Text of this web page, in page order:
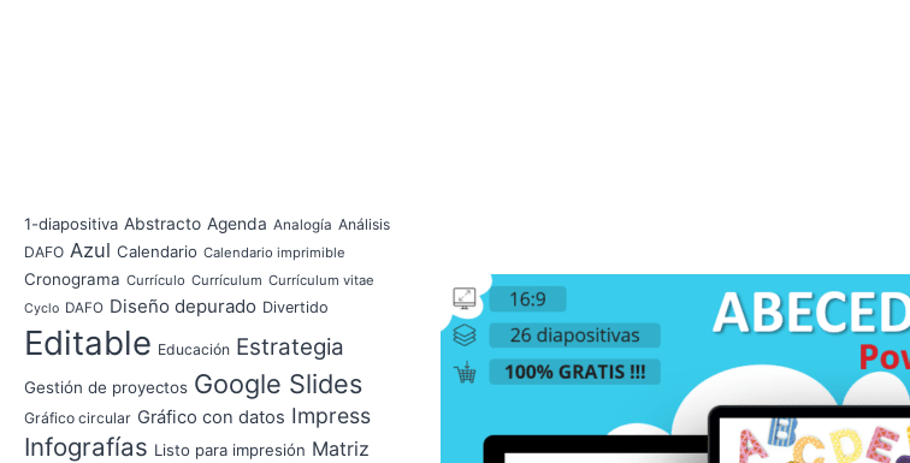
1-diapositiva Abstracto Agenda Analogía Análisis
DAFO Azul Calendario Calendario imprimible
Cronograma Currículo Currículum Currículum vitae
Cyclo DAFO Diseño depurado Divertido
Editable Educación Estrategia
Gestión de proyectos Google Slides
Gráfico circular Gráfico con datos Impress
Infografías Listo para impresión Matriz